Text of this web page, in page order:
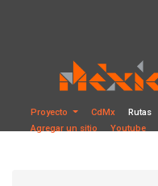
Proyecto CdMx Rutas
Agregar un sitio
Youtube